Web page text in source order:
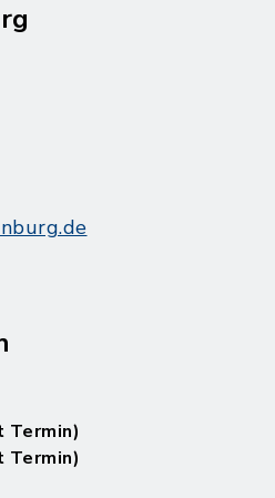
Termin)
Termin)